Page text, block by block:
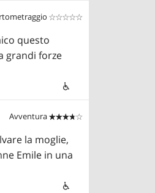


questo
grandi forze
Avventura 

la moglie,
Emile in una